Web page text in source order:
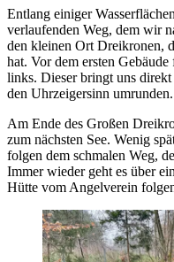
Entlang einiger
verlaufenden Weg, dem wir
den kleinen Ort Dreikronen,
hat. Vor dem ersten
links. Dieser bringt uns
den Uhrzeigersinn umrunden.
Am Ende des Großen
zum nächsten See. Wenig
folgen dem schmalen Weg,
Immer wieder geht es über
Hütte vom Angelverein